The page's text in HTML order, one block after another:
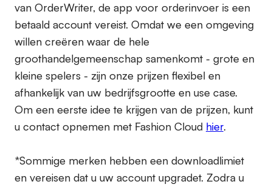
van OrderWriter, de app voor orderinvoer is een
betaald account vereist. Omdat we een omgeving
willen creëren waar de hele
groothandelgemeenschap samenkomt - grote en
kleine spelers - zijn onze prijzen flexibel en
afhankelijk van uw bedrijfsgrootte en use case.
Om een eerste idee te krijgen van de prijzen, kunt
u contact opnemen met Fashion Cloud hier.
*Sommige merken hebben een downloadlimiet
en vereisen dat u uw account upgradet. Zodra u